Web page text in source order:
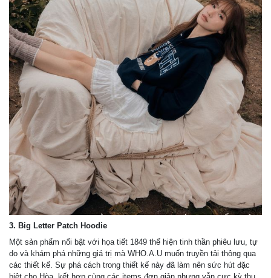
3. Big Letter Patch Hoodie
Một sản phẩm nổi bật với họa tiết 1849 thể hiện tinh thần phiêu lưu, tự
do và khám phá những giá trị mà WHO.A.U muốn truyền tải thông qua
các thiết kế. Sự phá cách trong thiết kế này đã làm nên sức hút đặc